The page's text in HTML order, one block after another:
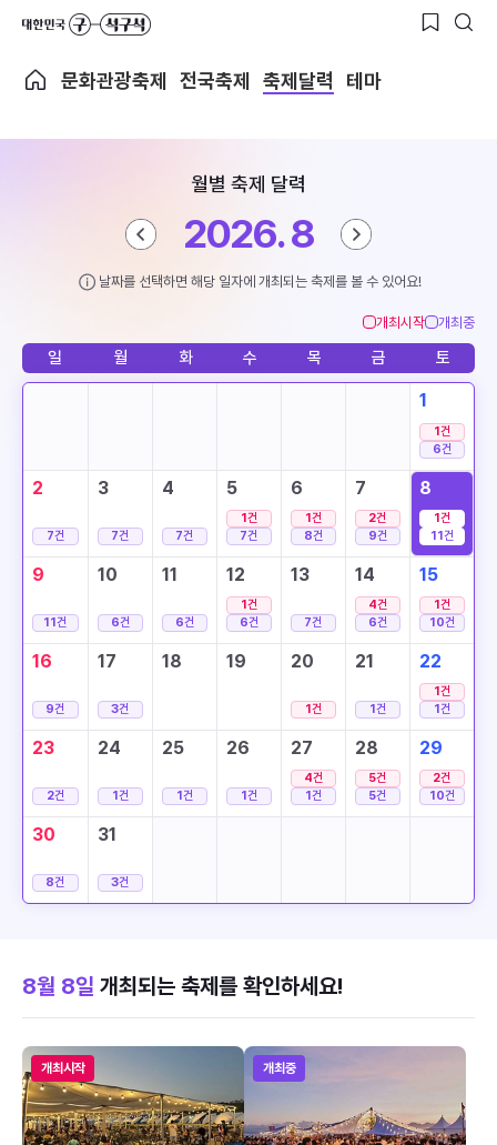
문화관광축제 전국축제 축제달력 테마
월별 축제 달력
2026. 8
날짜를 선택하면 해당 일자에 개최되는 축제를 볼 수 있어요!
개최시작 개최중
일 월 화 수 목 금 토
1
1건
6건
2
7건
3
7건
4
7건
5
1건
7건
6
1건
8건
7
2건
9건
8
1건
11건
9
11건
10
6건
11
6건
12
1건
6건
13
7건
14
4건
6건
15
1건
10건
16
9건
17
3건
18 19 20
1건
21
1건
22
1건
1건
23
2건
24
1건
25
1건
26
1건
27
4건
1건
28
5건
5건
29
2건
10건
30
8건
31
3건
8월 8일 개최되는 축제를 확인하세요!
개최시작 개최중